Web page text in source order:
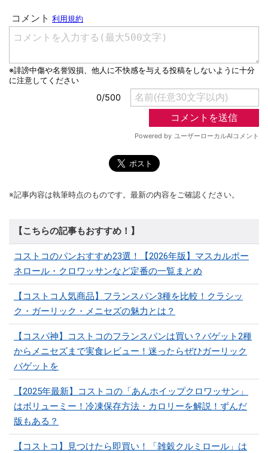
※記事内容は執筆時点のものです。最新の内容をご確認ください。
【こちらの記事もおすすめ！】
コストコのパンおすすめ23選！【2026年版】マスカルポー
ネロール・クロワッサンなど定番の一覧まとめ
【コストコ人気商品】フランスパン3種を比較！クラシッ
ク・ガーリック・メニセズの魅力とは？
【コスパ神】コストコのフランスパンは買い？バゲット2種
からメニセズまで実食レビュー！迷ったらぜひガーリック
バゲットを
【2025年最新】コストコの「あんホイップクロワッサン」
はボリューミー！冷凍保存方法・カロリーを解説！ずんだ
版もある？
【コストコ】見つけたら即買い！「雑穀クルミロール」は